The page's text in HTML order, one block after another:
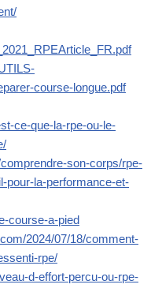
course-longue.pdf
ce-que-la-rpe-ou-le-
son-corps/rpe-
pour-la-performance-et-
course-a-pied
2024/07/18/comment-
rpe/
d-effort-percu-ou-rpe-